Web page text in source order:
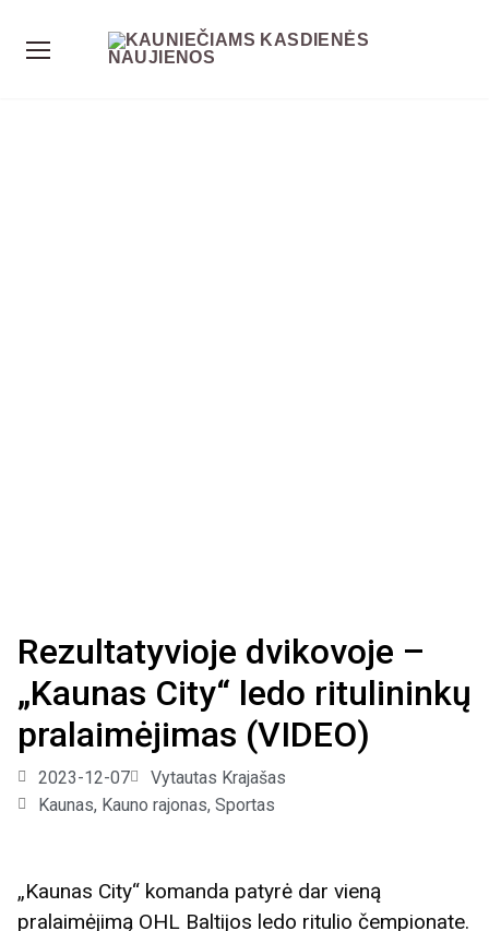
Rezultatyvioje dvikovoje –
„Kaunas City“ ledo ritulininkų
pralaimėjimas (VIDEO)
2023-12-07
Vytautas Krajašas
Kaunas, Kauno rajonas, Sportas
„Kaunas City“ komanda patyrė dar vieną
pralaimėjimą OHL Baltijos ledo ritulio čempionate.